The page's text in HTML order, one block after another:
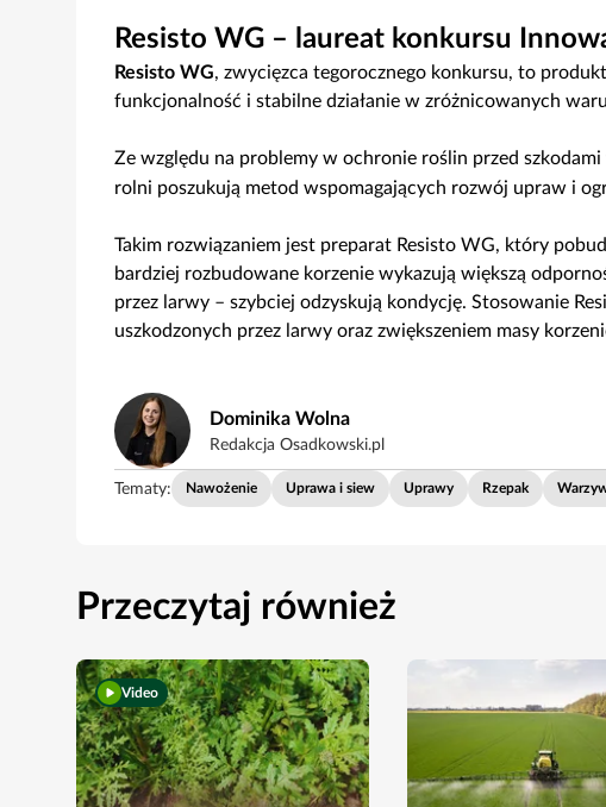
Resisto WG – laureat konkursu
Resisto WG, zwycięzca tegorocznego konkursu, to
funkcjonalność i stabilne działanie w zróżnicowanych
Ze względu na problemy w ochronie roślin przed
rolni poszukują metod wspomagających rozwój upraw i
Takim rozwiązaniem jest preparat Resisto WG, który
bardziej rozbudowane korzenie wykazują większą
przez larwy – szybciej odzyskują kondycję. Stosowanie
uszkodzonych przez larwy oraz zwiększeniem masy
Dominika Wolna
Redakcja Osadkowski.pl
Tematy: Nawożenie Uprawa i siew Uprawy Rzepak
Przeczytaj również
Video